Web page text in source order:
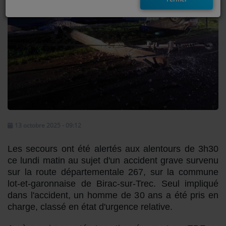
EMISSIONS
FRÉQUENCES
CONTACTEZ-NOUS
RÉGIE PUBLICTIAIRE
Les secours ont été alertés aux alentours de 3h30
ce lundi matin au sujet d'un accident grave survenu
sur la route départementale 267, sur la commune
lot-et-garonnaise de Birac-sur-Trec. Seul impliqué
dans l'accident, un homme de 30 ans a été pris en
charge, classé en état d'urgence relative.